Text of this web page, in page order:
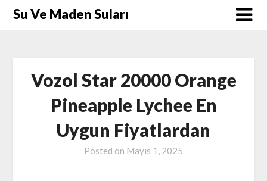
SkipSu Ve Maden Suları
Vozol Star 20000 Orange
Pineapple Lychee En
Uygun Fiyatlardan
Posted on Mayıs 1, 2025